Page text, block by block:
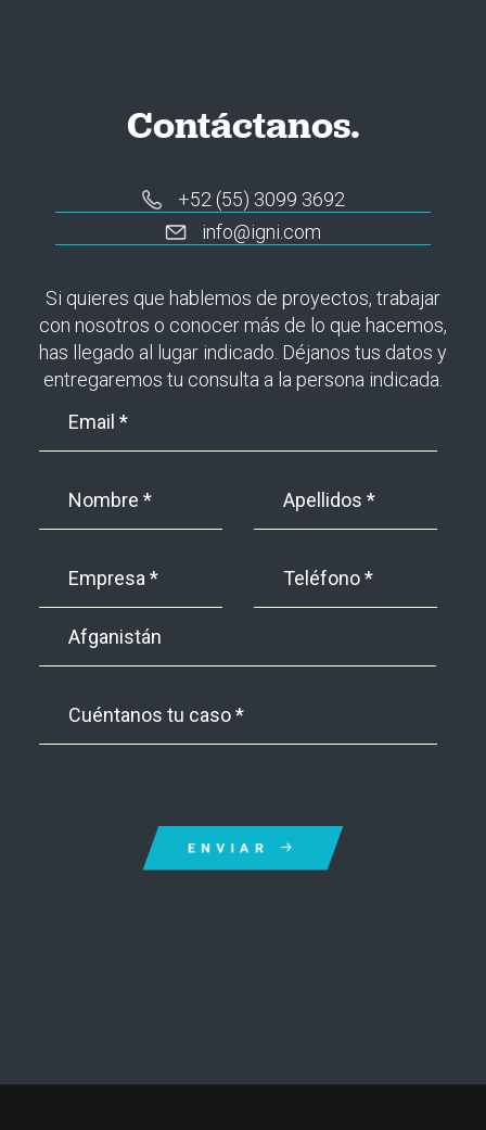
Contáctanos.
+52 (55) 3099 3692
info@igni.com
Si quieres que hablemos de proyectos, trabajar
con nosotros o conocer más de lo que hacemos,
has llegado al lugar indicado. Déjanos tus datos y
entregaremos tu consulta a la persona indicada.
ENVIAR